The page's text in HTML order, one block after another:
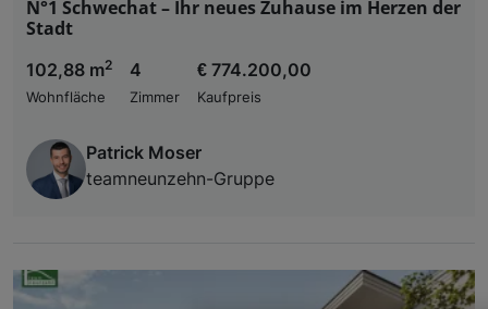
N°1 Schwechat – Ihr neues Zuhause im Herzen der
Stadt
102,88 m2
Wohnfläche
4
Zimmer
€ 774.200,00
Kaufpreis
Patrick Moser
teamneunzehn-Gruppe